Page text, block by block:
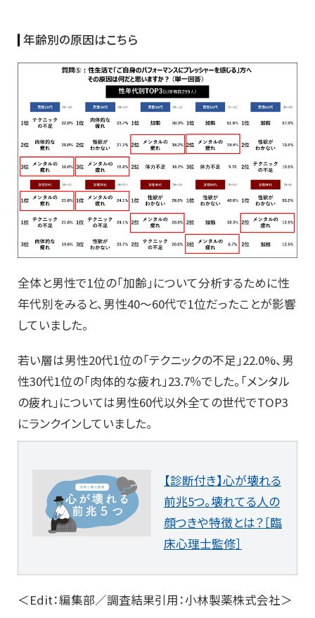
年齢別の原因はこちら
全体と男性で1位の「加齢」について分析するために性
年代別をみると、男性40～60代で1位だったことが影響
していました。
若い層は男性20代1位の「テクニックの不足」22.0%、男
性30代1位の「肉体的な疲れ」23.7％でした。「メンタル
の疲れ」については男性60代以外全ての世代でTOP3
にランクインしていました。
【診断付き】心が壊れる
前兆5つ。壊れてる人の
顔つきや特徴とは？［臨
床心理士監修］
＜Edit：編集部／調査結果引用：小林製薬株式会社＞